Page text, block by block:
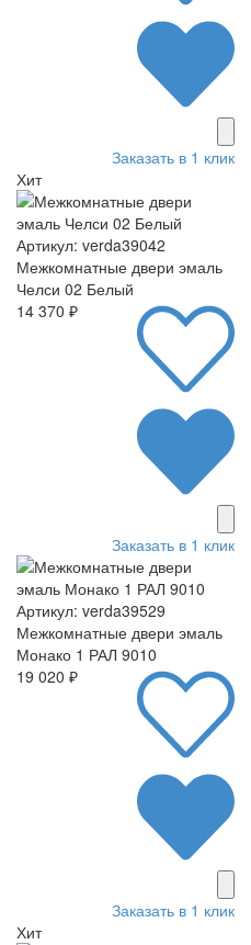
Заказать в 1 клик
Хит
Артикул: verda39042
Межкомнатные двери эмаль
Челси 02 Белый
14 370 ₽
Заказать в 1 клик
Артикул: verda39529
Межкомнатные двери эмаль
Монако 1 РАЛ 9010
19 020 ₽
Заказать в 1 клик
Хит